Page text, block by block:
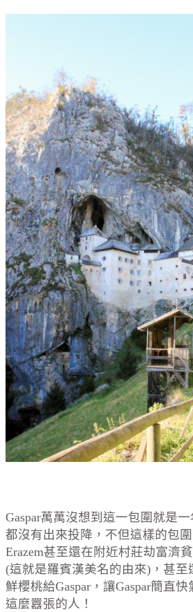
Gaspar萬萬沒想到這一包圍就是一
都沒有出來投降，不但這樣的包
Erazem甚至還在附近村莊劫富濟
(這就是羅賓漢美名的由來)，甚至
鮮櫻桃給Gaspar，讓Gaspar簡直
這麼囂張的人！